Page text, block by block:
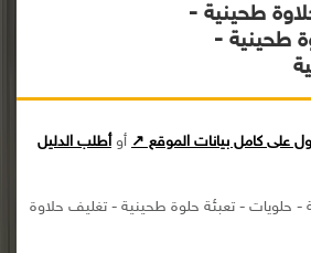
طحينية -
طحينية -
على كامل بيانات الموقع ↗ أوأطلب الدليل
- حلويات - تعبئة حلوة طحينية - تغليف حلاوة